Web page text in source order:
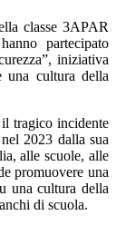
classe 3APAR
partecipato
iniziativa
una cultura della
tragico incidente
2023 dalla sua
alle scuole, alle
promuovere una
una cultura della
di scuola.